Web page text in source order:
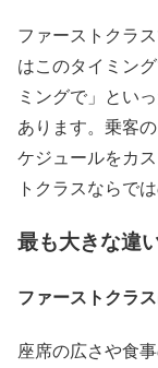
ファーストクラ
はこのタイミン
ミングで」とい
あります。乗客
ケジュールをカ
トクラスならで
最も大きな違
ファーストクラ
座席の広さや食